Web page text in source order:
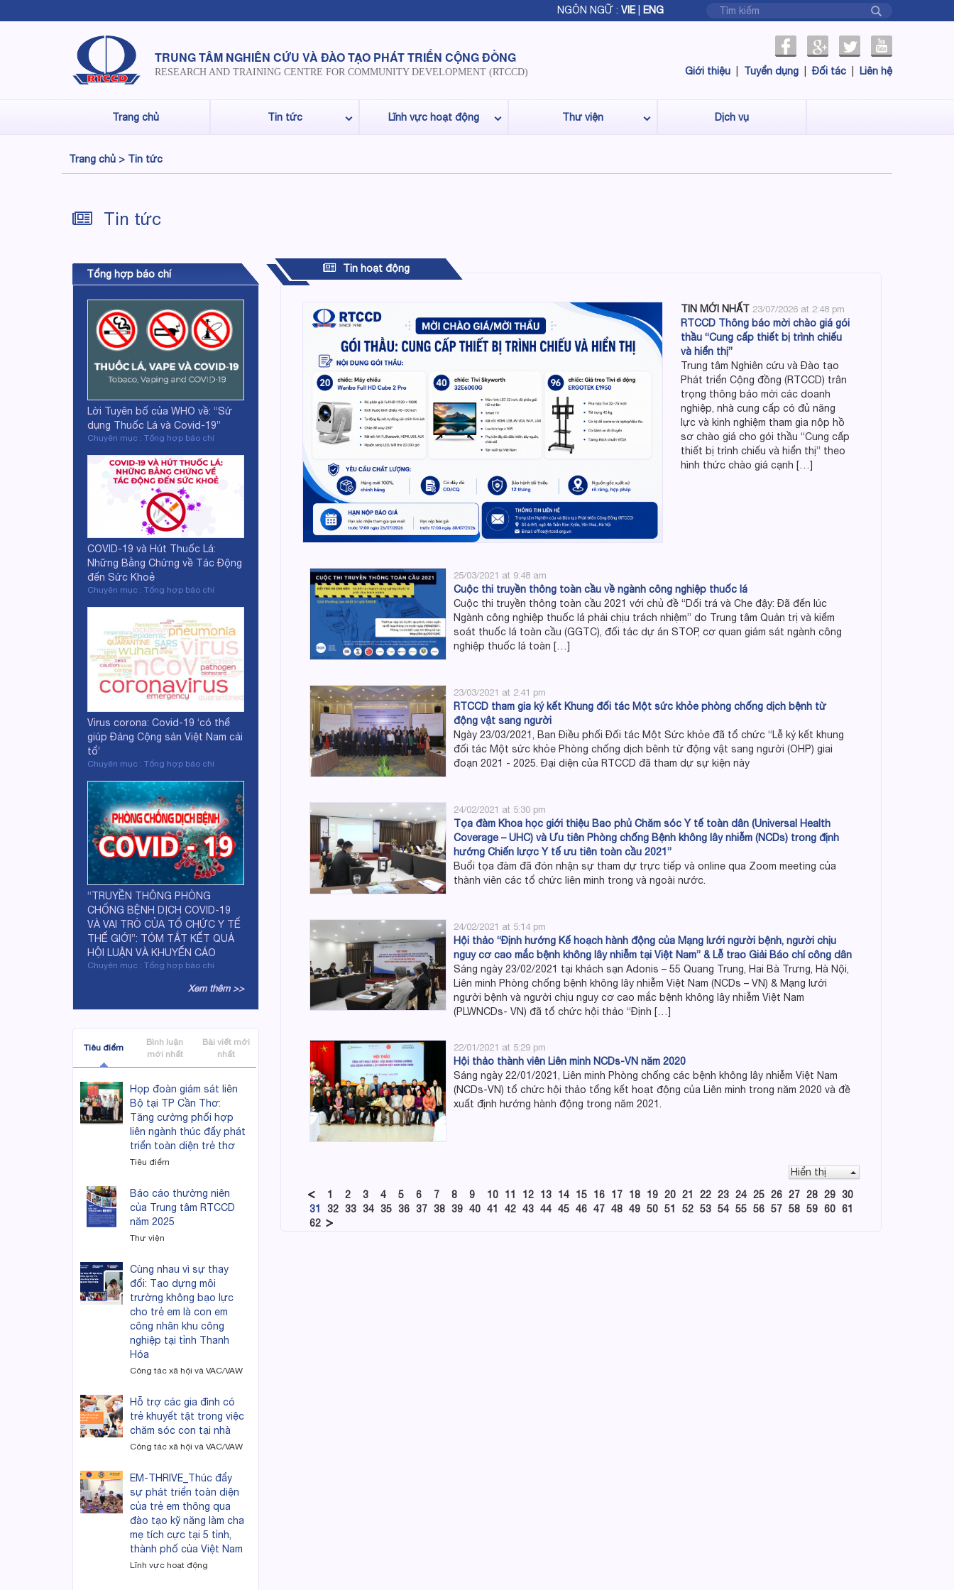
NGÔN NGỮ : VIE| ENG
TRUNG TÂM NGHIÊN CỨU VÀ ĐÀO TẠO PHÁT TRIỂN CỘNG ĐỒNG
RESEARCH AND TRAINING CENTRE FOR COMMUNITY DEVELOPMENT (RTCCD) Giới thiệu Tuyển dụng Đối tác Liên hệ
Trang chủ Tin tức Lĩnh vực hoạt động Thư viện Dịch vụ
Trang chủ > Tin tức
Tin tức
Tổng hợp báo chí
Lời Tuyên bố của WHO về: “Sử
dụng Thuốc Lá và Covid-19”
Chuyên mục : Tổng hợp báo chí
COVID-19 và Hút Thuốc Lá:
Những Bằng Chứng về Tác Động
đến Sức Khoẻ
Chuyên mục : Tổng hợp báo chí
Virus corona: Covid-19 ‘có thể
giúp Đảng Cộng sản Việt Nam cải
tổ’
Chuyên mục : Tổng hợp báo chí
“TRUYỀN THÔNG PHÒNG
CHỐNG BỆNH DỊCH COVID-19
VÀ VAI TRÒ CỦA TỔ CHỨC Y TẾ
THẾ GIỚI”: TÓM TẮT KẾT QUẢ
HỘI LUẬN VÀ KHUYẾN CÁO
Chuyên mục : Tổng hợp báo chí
Xem thêm >>
Tiêu điểm
Bình luận
mới nhất
Bài viết mới
nhất
Họp đoàn giám sát liên
Bộ tại TP Cần Thơ:
Tăng cường phối hợp
liên ngành thúc đẩy phát
triển toàn diện trẻ thơ
Tiêu điểm
Báo cáo thường niên
của Trung tâm RTCCD
năm 2025
Thư viện
Cùng nhau vì sự thay
đổi: Tạo dựng môi
trường không bạo lực
cho trẻ em là con em
công nhân khu công
nghiệp tại tỉnh Thanh
Hóa
Công tác xã hội và VAC/VAW
Hỗ trợ các gia đình có
trẻ khuyết tật trong việc
chăm sóc con tại nhà
Công tác xã hội và VAC/VAW
EM-THRIVE_Thúc đẩy
sự phát triển toàn diện
của trẻ em thông qua
đào tạo kỹ năng làm cha
mẹ tích cực tại 5 tỉnh,
thành phố của Việt Nam
Lĩnh vực hoạt động
Tin hoạt động
TIN MỚI NHẤT 23/07/2026 at 2:48 pm
RTCCD Thông báo mời chào giá gói
thầu “Cung cấp thiết bị trình chiếu
và hiển thị”
Trung tâm Nghiên cứu và Đào tạo
Phát triển Cộng đồng (RTCCD) trân
trọng thông báo mời các doanh
nghiệp, nhà cung cấp có đủ năng
lực và kinh nghiệm tham gia nộp hồ
sơ chào giá cho gói thầu “Cung cấp
thiết bị trình chiếu và hiển thị” theo
hình thức chào giá cạnh […]
25/03/2021 at 9:48 am
Cuộc thi truyền thông toàn cầu về ngành công nghiệp thuốc lá
Cuộc thi truyền thông toàn cầu 2021 với chủ đề “Dối trá và Che đậy: Đã đến lúc
Ngành công nghiệp thuốc lá phải chịu trách nhiệm” do Trung tâm Quản trị và kiểm
soát thuốc lá toàn cầu (GGTC), đối tác dự án STOP, cơ quan giám sát ngành công
nghiệp thuốc lá toàn […]
23/03/2021 at 2:41 pm
RTCCD tham gia ký kết Khung đối tác Một sức khỏe phòng chống dịch bệnh từ
động vật sang người
Ngày 23/03/2021, Ban Điều phối Đối tác Một Sức khỏe đã tổ chức “Lễ ký kết khung
đối tác Một sức khỏe Phòng chống dịch bênh từ động vật sang người (OHP) giai
đoạn 2021 - 2025. Đại diện của RTCCD đã tham dự sự kiện này
24/02/2021 at 5:30 pm
Tọa đàm Khoa học giới thiệu Bao phủ Chăm sóc Y tế toàn dân (Universal Health
Coverage – UHC) và Ưu tiên Phòng chống Bệnh không lây nhiễm (NCDs) trong định
hướng Chiến lược Y tế ưu tiên toàn cầu 2021”
Buổi tọa đàm đã đón nhận sự tham dự trực tiếp và online qua Zoom meeting của
thành viên các tổ chức liên minh trong và ngoài nước.
24/02/2021 at 5:14 pm
Hội thảo “Định hướng Kế hoạch hành động của Mạng lưới người bệnh, người chịu
nguy cơ cao mắc bệnh không lây nhiễm tại Việt Nam” & Lễ trao Giải Báo chí công dân
Sáng ngày 23/02/2021 tại khách sạn Adonis – 55 Quang Trung, Hai Bà Trưng, Hà Nội,
Liên minh Phòng chống bệnh không lây nhiễm Việt Nam (NCDs – VN) & Mạng lưới
người bệnh và người chịu nguy cơ cao mắc bệnh không lây nhiễm Việt Nam
(PLWNCDs- VN) đã tổ chức hội thảo “Định […]
22/01/2021 at 5:29 pm
Hội thảo thành viên Liên minh NCDs-VN năm 2020
Sáng ngày 22/01/2021, Liên minh Phòng chống các bệnh không lây nhiễm Việt Nam
(NCDs-VN) tổ chức hội thảo tổng kết hoạt động của Liên minh trong năm 2020 và đề
xuất định hướng hành động trong năm 2021.
Hiển thị
1
2 3 4 5 6 7 8 9 10 11 12 13 14 15 16 17 18 19 20 21 22 23 24 25 26 27 28 29 30
31
32 33 34 35 36 37 38 39 40 41 42 43 44 45 46 47 48 49 50 51 52 53 54 55 56 57 58 59 60 61
62